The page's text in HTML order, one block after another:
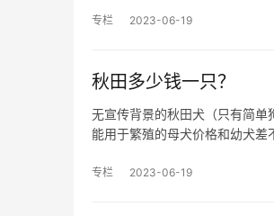
专栏 2023-06-19
秋田多少钱一只？
无宣传背景的秋田犬（只有简
能用于繁殖的母犬价格和幼犬
专栏 2023-06-19